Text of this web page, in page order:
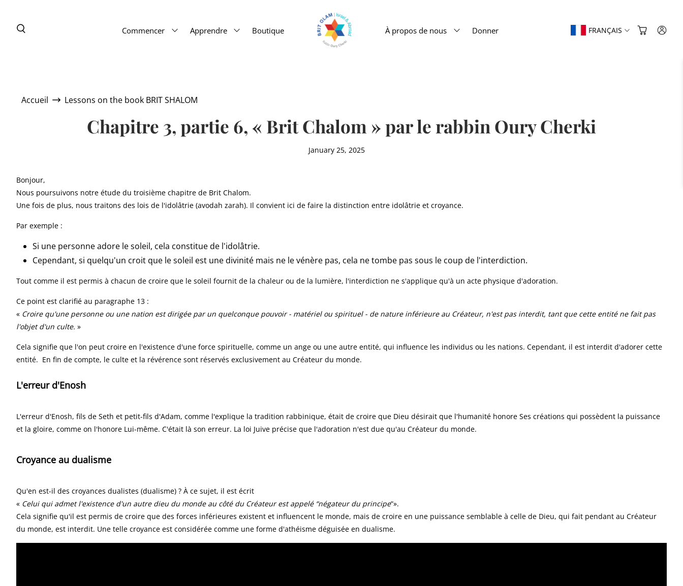
Commencer Apprendre Boutique À propos de nous Donner FRANÇAIS
Accueil Lessons on the book BRIT SHALOM
Chapitre 3, partie 6, « Brit Chalom » par le rabbin Oury Cherki
January 25, 2025
Bonjour,
Nous poursuivons notre étude du troisième chapitre de Brit Chalom.
Une fois de plus, nous traitons des lois de l'idolâtrie (avodah zarah). Il convient ici de faire la distinction entre idolâtrie et croyance.
Par exemple :
Si une personne adore le soleil, cela constitue de l'idolâtrie.
Cependant, si quelqu'un croit que le soleil est une divinité mais ne le vénère pas, cela ne tombe pas sous le coup de l'interdiction.
Tout comme il est permis à chacun de croire que le soleil fournit de la chaleur ou de la lumière, l'interdiction ne s'applique qu'à un acte physique d'adoration.
Ce point est clarifié au paragraphe 13 :
« Croire qu'une personne ou une nation est dirigée par un quelconque pouvoir - matériel ou spirituel - de nature inférieure au Créateur, n'est pas interdit, tant que cette entité ne fait pas
l'objet d'un culte. »
Cela signifie que l'on peut croire en l'existence d'une force spirituelle, comme un ange ou une autre entité, qui influence les individus ou les nations. Cependant, il est interdit d'adorer cette
entité. En fin de compte, le culte et la révérence sont réservés exclusivement au Créateur du monde.
L'erreur d'Enosh
L'erreur d'Enosh, fils de Seth et petit-fils d'Adam, comme l'explique la tradition rabbinique, était de croire que Dieu désirait que l'humanité honore Ses créations qui possèdent la puissance
et la gloire, comme on l'honore Lui-même. C'était là son erreur. La loi Juive précise que l'adoration n'est due qu'au Créateur du monde.
Croyance au dualisme
Qu'en est-il des croyances dualistes (dualisme) ? À ce sujet, il est écrit
« Celui qui admet l'existence d'un autre dieu du monde au côté du Créateur est appelé “négateur du principe“».
Cela signifie qu'il est permis de croire que des forces inférieures existent et influencent le monde, mais de croire en une puissance semblable à celle de Dieu, qui fait pendant au Créateur
du monde, est interdit. Une telle croyance est considérée comme une forme d'athéisme déguisée en dualisme.